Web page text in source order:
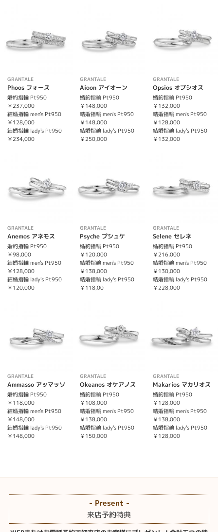
GRANTALE
Phoos フォース
婚約指輪 Pt950
￥237,000
結婚指輪 men's Pt950
￥128,000
結婚指輪 lady's Pt950
￥234,000
GRANTALE
Aioon アイオーン
婚約指輪 Pt950
￥148,000
結婚指輪 men's Pt950
￥148,000
結婚指輪 lady's Pt950
￥250,000
GRANTALE
Opsios オプシオス
婚約指輪 Pt950
￥132,000
結婚指輪 men's Pt950
￥128,000
結婚指輪 lady's Pt950
￥132,000
GRANTALE
Anemos アネモス
婚約指輪 Pt950
￥98,000
結婚指輪 men's Pt950
￥128,000
結婚指輪 lady's Pt950
￥120,000
GRANTALE
Psyche プシュケ
婚約指輪 Pt950
￥120,000
結婚指輪 men's Pt950
￥138,000
結婚指輪 lady's Pt950
￥118,00
GRANTALE
Selene セレネ
婚約指輪 Pt950
￥216,000
結婚指輪 men's Pt950
￥130,000
結婚指輪 lady's Pt950
￥228,000
GRANTALE
Ammasso アッマッソ
婚約指輪 Pt950
￥118,000
結婚指輪 men's Pt950
￥148,000
結婚指輪 lady's Pt950
￥148,000
GRANTALE
Okeanos オケアノス
婚約指輪 Pt950
￥108,000
結婚指輪 men's Pt950
￥138,000
結婚指輪 lady's Pt950
￥150,000
GRANTALE
Makarios マカリオス
婚約指輪 Pt950
￥128,000
結婚指輪 men's Pt950
￥138,000
結婚指輪 lady's Pt950
￥128,000
- Present -
来店予約特典